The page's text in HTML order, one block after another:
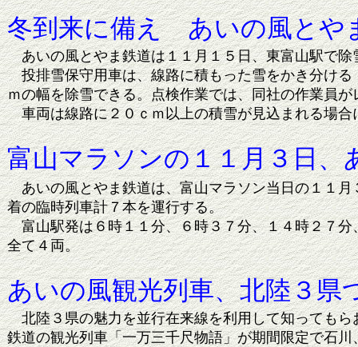
冬到来に備え あいの風とや
あいの風とやま鉄道は１１月１５日、東富山駅で除
投排雪保守用車は、線路に積もった雪をかき分ける
ｍの幅を除雪できる。点検作業では、同社の作業員
車両は線路に２０ｃｍ以上の積雪が見込まれる場合
富山マラソンの１１月３日、
あいの風とやま鉄道は、富山マラソン当日の１１月
着の臨時列車計７本を運行する。
富山駅発は６時１１分、６時３７分、１４時２７分
全て４両。
あいの風観光列車、北陸３
北陸３県の魅力を並行在来線を利用して知ってもら
鉄道の観光列車「一万三千尺物語」が期間限定で石